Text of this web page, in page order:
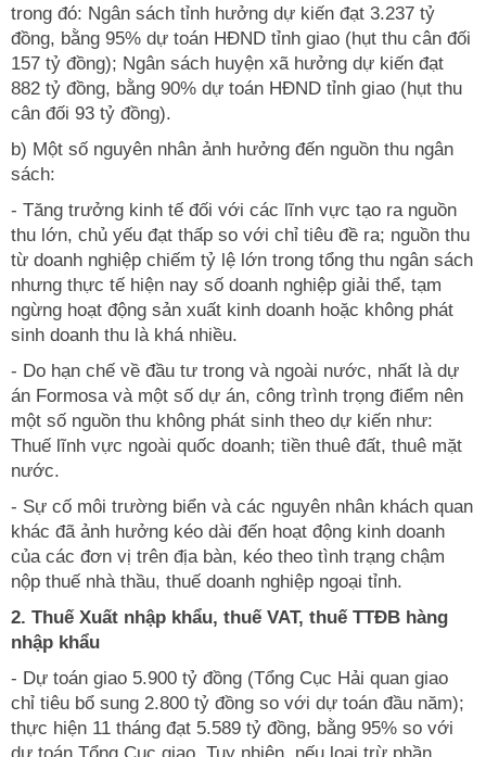
trong đó: Ngân sách tỉnh hưởng dự kiến đạt 3.237 tỷ
đồng, bằng 95% dự toán HĐND tỉnh giao (hụt thu cân đối
157 tỷ đồng); Ngân sách huyện xã hưởng dự kiến đạt
882 tỷ đồng, bằng 90% dự toán HĐND tỉnh giao (hụt thu
cân đối 93 tỷ đồng).
b) Một số nguyên nhân ảnh hưởng đến nguồn thu ngân
sách:
- Tăng trưởng kinh tế đối với các lĩnh vực tạo ra nguồn
thu lớn, chủ yếu đạt thấp so với chỉ tiêu đề ra; nguồn thu
từ doanh nghiệp chiếm tỷ lệ lớn trong tổng thu ngân sách
nhưng thực tế hiện nay số doanh nghiệp giải thể, tạm
ngừng hoạt động sản xuất kinh doanh hoặc không phát
sinh doanh thu là khá nhiều.
- Do hạn chế về đầu tư trong và ngoài nước, nhất là dự
án Formosa và một số dự án, công trình trọng điểm nên
một số nguồn thu không phát sinh theo dự kiến như:
Thuế lĩnh vực ngoài quốc doanh; tiền thuê đất, thuê mặt
nước.
- Sự cố môi trường biển và các nguyên nhân khách quan
khác đã ảnh hưởng kéo dài đến hoạt động kinh doanh
của các đơn vị trên địa bàn, kéo theo tình trạng chậm
nộp thuế nhà thầu, thuế doanh nghiệp ngoại tỉnh.
2. Thuế Xuất nhập khẩu, thuế VAT, thuế TTĐB hàng
nhập khẩu
- Dự toán giao 5.900 tỷ đồng (Tổng Cục Hải quan giao
chỉ tiêu bổ sung 2.800 tỷ đồng so với dự toán đầu năm);
thực hiện 11 tháng đạt 5.589 tỷ đồng, bằng 95% so với